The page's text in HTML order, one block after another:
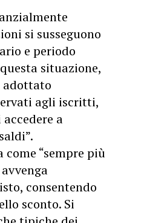
si susseguono
e periodo
situazione,
adottato
agli iscritti,
a
come “sempre più
consentendo
sconto. Si